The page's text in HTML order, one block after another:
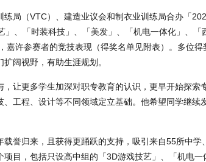
局（VTC）、建造业议会和制衣业训练局合办「
、「时装科技」、「美发」、「机电一体化」、「
许参赛者的竞技表现（得奖名单见附表）。多位
阔视野，有助生涯规划。
让更多学生加深对职专教育的认识，更早开始探索
工程、设计等不同领域定立基础。他希望同学继续
誉归来，且获得更踊跃的支持，吸引来自55所中学
目，包括只设高中组的「3D游戏技艺」、「机电一